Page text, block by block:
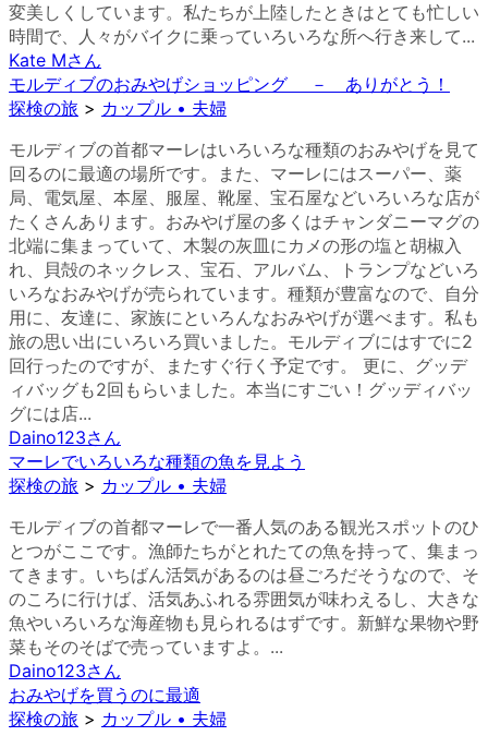
変美しくしています。私たちが上陸したときはとても忙しい
時間で、人々がバイクに乗っていろいろな所へ行き来して...
Kate Mさん
モルディブのおみやげショッピング － ありがとう！
探検の旅 > カップル • 夫婦
モルディブの首都マーレはいろいろな種類のおみやげを見て
回るのに最適の場所です。また、マーレにはスーパー、薬
局、電気屋、本屋、服屋、靴屋、宝石屋などいろいろな店が
たくさんあります。おみやげ屋の多くはチャンダニーマグの
北端に集まっていて、木製の灰皿にカメの形の塩と胡椒入
れ、貝殻のネックレス、宝石、アルバム、トランプなどいろ
いろなおみやげが売られています。種類が豊富なので、自分
用に、友達に、家族にといろんなおみやげが選べます。私も
旅の思い出にいろいろ買いました。モルディブにはすでに2
回行ったのですが、またすぐ行く予定です。 更に、グッデ
ィバッグも2回もらいました。本当にすごい！グッディバッ
グには店...
Daino123さん
マーレでいろいろな種類の魚を見よう
探検の旅 > カップル • 夫婦
モルディブの首都マーレで一番人気のある観光スポットのひ
とつがここです。漁師たちがとれたての魚を持って、集まっ
てきます。いちばん活気があるのは昼ごろだそうなので、そ
のころに行けば、活気あふれる雰囲気が味わえるし、大きな
魚やいろいろな海産物も見られるはずです。新鮮な果物や野
菜もそのそばで売っていますよ。...
Daino123さん
おみやげを買うのに最適
探検の旅 > カップル • 夫婦